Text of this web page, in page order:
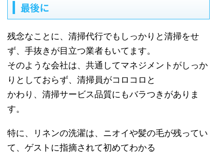
最後に
残念なことに、清掃代行でもしっかりと清掃をせ
ず、手抜きが目立つ業者もいてます。
そのような会社は、共通してマネジメントがしっか
りとしておらず、清掃員がコロコロと
かわり、清掃サービス品質にもバラつきがありま
す。
特に、リネンの洗濯は、ニオイや髪の毛が残ってい
て、ゲストに指摘されて初めてわかる